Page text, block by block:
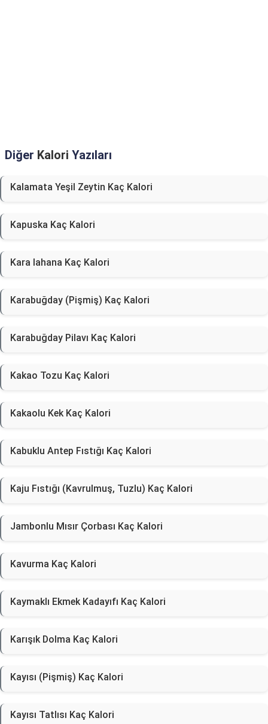
Diğer Kalori Yazıları
Kalamata Yeşil Zeytin Kaç Kalori
Kapuska Kaç Kalori
Kara lahana Kaç Kalori
Karabuğday (Pişmiş) Kaç Kalori
Karabuğday Pilavı Kaç Kalori
Kakao Tozu Kaç Kalori
Kakaolu Kek Kaç Kalori
Kabuklu Antep Fıstığı Kaç Kalori
Kaju Fıstığı (Kavrulmuş, Tuzlu) Kaç Kalori
Jambonlu Mısır Çorbası Kaç Kalori
Kavurma Kaç Kalori
Kaymaklı Ekmek Kadayıfı Kaç Kalori
Karışık Dolma Kaç Kalori
Kayısı (Pişmiş) Kaç Kalori
Kayısı Tatlısı Kaç Kalori